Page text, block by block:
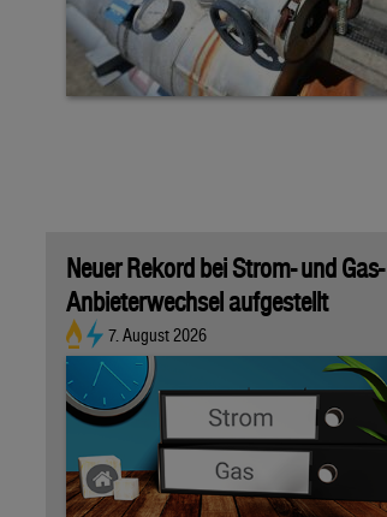
Neuer Rekord bei Strom- und Gas-
Anbieterwechsel aufgestellt
7. August 2026